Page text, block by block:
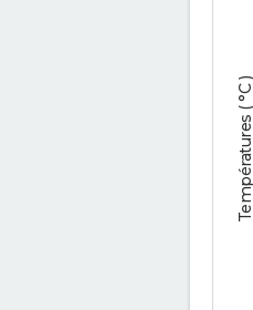
Températures ( °C )